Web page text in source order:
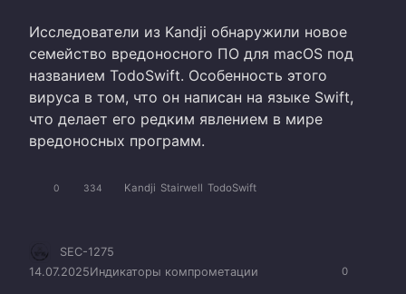
Исследователи из Kandji обнаружили новое
семейство вредоносного ПО для macOS под
названием TodoSwift. Особенность этого
вируса в том, что он написан на языке Swift,
что делает его редким явлением в мире
вредоносных программ.
0 334 Kandji Stairwell TodoSwift
0
SEC-1275
14.07.2025Индикаторы компрометации